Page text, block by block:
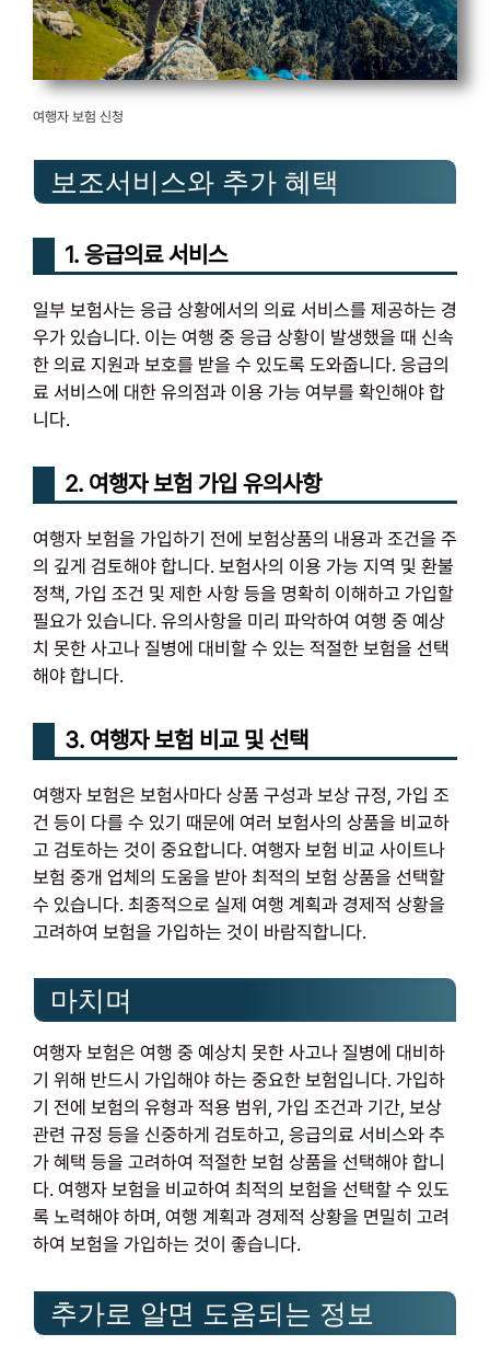
여행자 보험 신청
보조서비스와 추가 혜택
1. 응급의료 서비스
일부 보험사는 응급 상황에서의 의료 서비스를 제공하는 경
우가 있습니다. 이는 여행 중 응급 상황이 발생했을 때 신속
한 의료 지원과 보호를 받을 수 있도록 도와줍니다. 응급의
료 서비스에 대한 유의점과 이용 가능 여부를 확인해야 합
니다.
2. 여행자 보험 가입 유의사항
여행자 보험을 가입하기 전에 보험상품의 내용과 조건을 주
의 깊게 검토해야 합니다. 보험사의 이용 가능 지역 및 환불
정책, 가입 조건 및 제한 사항 등을 명확히 이해하고 가입할
필요가 있습니다. 유의사항을 미리 파악하여 여행 중 예상
치 못한 사고나 질병에 대비할 수 있는 적절한 보험을 선택
해야 합니다.
3. 여행자 보험 비교 및 선택
여행자 보험은 보험사마다 상품 구성과 보상 규정, 가입 조
건 등이 다를 수 있기 때문에 여러 보험사의 상품을 비교하
고 검토하는 것이 중요합니다. 여행자 보험 비교 사이트나
보험 중개 업체의 도움을 받아 최적의 보험 상품을 선택할
수 있습니다. 최종적으로 실제 여행 계획과 경제적 상황을
고려하여 보험을 가입하는 것이 바람직합니다.
마치며
여행자 보험은 여행 중 예상치 못한 사고나 질병에 대비하
기 위해 반드시 가입해야 하는 중요한 보험입니다. 가입하
기 전에 보험의 유형과 적용 범위, 가입 조건과 기간, 보상
관련 규정 등을 신중하게 검토하고, 응급의료 서비스와 추
가 혜택 등을 고려하여 적절한 보험 상품을 선택해야 합니
다. 여행자 보험을 비교하여 최적의 보험을 선택할 수 있도
록 노력해야 하며, 여행 계획과 경제적 상황을 면밀히 고려
하여 보험을 가입하는 것이 좋습니다.
추가로 알면 도움되는 정보